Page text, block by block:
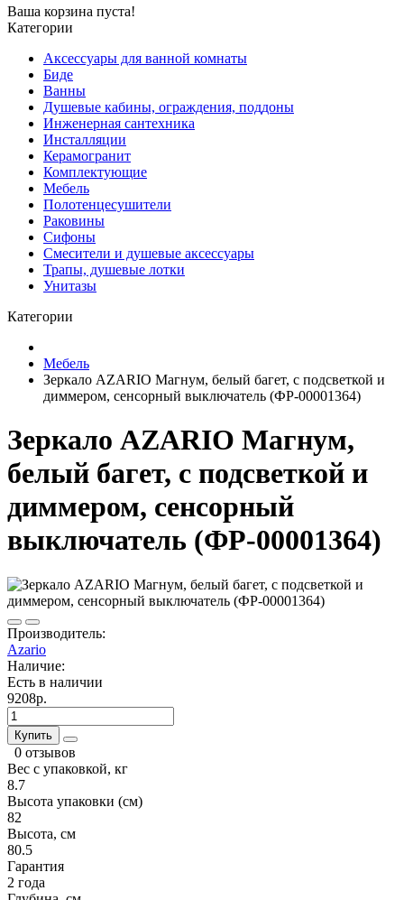
Ваша корзина пуста!
Категории
Аксессуары для ванной комнаты
Биде
Ванны
Душевые кабины, ограждения, поддоны
Инженерная сантехника
Инсталляции
Керамогранит
Комплектующие
Мебель
Полотенцесушители
Раковины
Сифоны
Смесители и душевые аксессуары
Трапы, душевые лотки
Унитазы
Категории
Мебель
Зеркало AZARIO Магнум, белый багет, c подсветкой и
диммером, сенсорный выключатель (ФР-00001364)
Зеркало AZARIO Магнум,
белый багет, c подсветкой и
диммером, сенсорный
выключатель (ФР-00001364)
Производитель:
Azario
Наличие:
Есть в наличии
9208р.
Купить
0 отзывов
Вес с упаковкой, кг
8.7
Высота упаковки (см)
82
Высота, см
80.5
Гарантия
2 года